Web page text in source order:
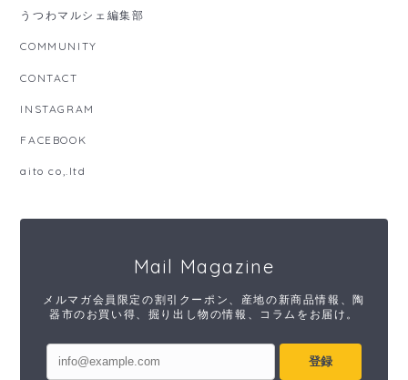
うつわマルシェ編集部
COMMUNITY
CONTACT
INSTAGRAM
FACEBOOK
aito co,.ltd
Mail Magazine
メルマガ会員限定の割引クーポン、産地の新商品情報、陶
器市のお買い得、掘り出し物の情報、コラムをお届け。
登録